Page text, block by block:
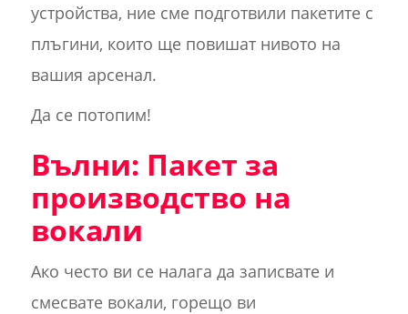
устройства, ние сме подготвили пакетите с
плъгини, които ще повишат нивото на
вашия арсенал.
Да се потопим!
Вълни: Пакет за
производство на
вокали
Ако често ви се налага да записвате и
смесвате вокали, горещо ви